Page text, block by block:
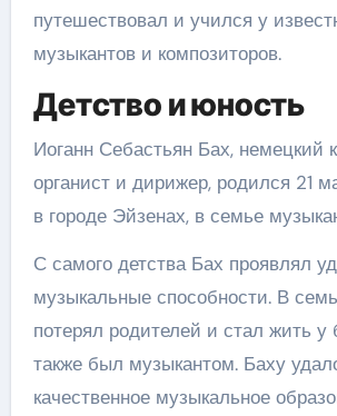
путешествовал и учился у
музыкантов и композиторов.
Детство и юность
Иоганн Себастьян Бах, немецкий
органист и дирижер, родился 21
в городе Эйзенах, в семье
С самого детства Бах проявлял
музыкальные способности. В
потерял родителей и стал жить у
также был музыкантом. Баху
качественное музыкальное